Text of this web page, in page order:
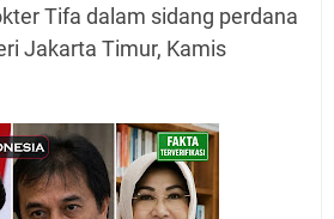
Tifa dalam sidang perdana
Jakarta Timur, Kamis